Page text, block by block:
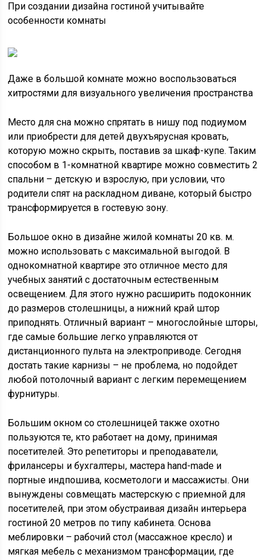
При создании дизайна гостиной учитывайте
особенности комнаты
Даже в большой комнате можно воспользоваться
хитростями для визуального увеличения пространства
Место для сна можно спрятать в нишу под подиумом
или приобрести для детей двухъярусная кровать,
которую можно скрыть, поставив за шкаф-купе. Таким
способом в 1-комнатной квартире можно совместить 2
спальни – детскую и взрослую, при условии, что
родители спят на раскладном диване, который быстро
трансформируется в гостевую зону.
Большое окно в дизайне жилой комнаты 20 кв. м.
можно использовать с максимальной выгодой. В
однокомнатной квартире это отличное место для
учебных занятий с достаточным естественным
освещением. Для этого нужно расширить подоконник
до размеров столешницы, а нижний край штор
приподнять. Отличный вариант – многослойные шторы,
где самые большие легко управляются от
дистанционного пульта на электроприводе. Сегодня
достать такие карнизы – не проблема, но подойдет
любой потолочный вариант с легким перемещением
фурнитуры.
Большим окном со столешницей также охотно
пользуются те, кто работает на дому, принимая
посетителей. Это репетиторы и преподаватели,
фрилансеры и бухгалтеры, мастера hand-made и
портные индпошива, косметологи и массажисты. Они
вынуждены совмещать мастерскую с приемной для
посетителей, при этом обустраивая дизайн интерьера
гостиной 20 метров по типу кабинета. Основа
меблировки – рабочий стол (массажное кресло) и
мягкая мебель с механизмом трансформации, где